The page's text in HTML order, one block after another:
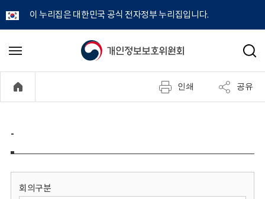
이 누리집은 대한민국 공식 전자정부 누리집입니다.
개
정
보
메
기
검
인쇄 공유
-
회의구분